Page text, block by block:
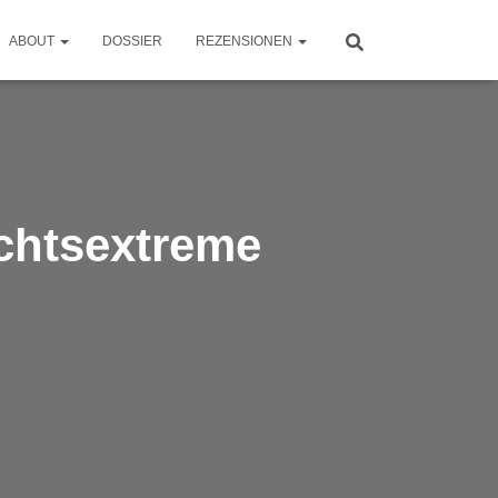
ABOUT DOSSIER REZENSIONEN